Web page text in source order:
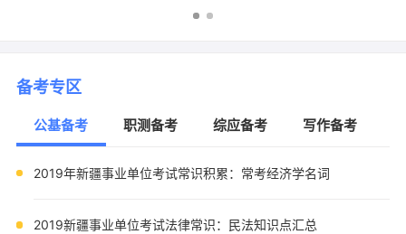
备考专区
公基备考 职测备考 综应备考 写作备考
2019年新疆事业单位考试常识积累：常考经济学名词
2019新疆事业单位考试法律常识：民法知识点汇总